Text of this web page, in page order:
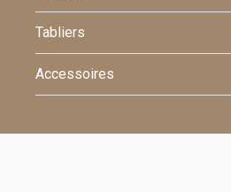
Tabliers
Accessoires